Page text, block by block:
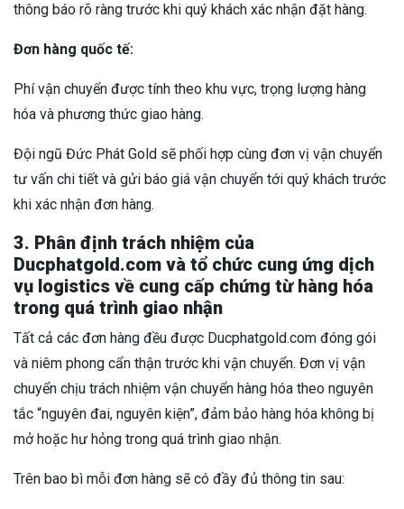
thông báo rõ ràng trước khi quý khách xác nhận đặt hàng.
Đơn hàng quốc tế:
Phí vận chuyển được tính theo khu vực, trọng lượng hàng
hóa và phương thức giao hàng.
Đội ngũ Đức Phát Gold sẽ phối hợp cùng đơn vị vận chuyển
tư vấn chi tiết và gửi báo giá vận chuyển tới quý khách trước
khi xác nhận đơn hàng.
3. Phân định trách nhiệm của
Ducphatgold.com và tổ chức cung ứng dịch
vụ logistics về cung cấp chứng từ hàng hóa
trong quá trình giao nhận
Tất cả các đơn hàng đều được Ducphatgold.com đóng gói
và niêm phong cẩn thận trước khi vận chuyển. Đơn vị vận
chuyển chịu trách nhiệm vận chuyển hàng hóa theo nguyên
tắc “nguyên đai, nguyên kiện”, đảm bảo hàng hóa không bị
mở hoặc hư hỏng trong quá trình giao nhận.
Trên bao bì mỗi đơn hàng sẽ có đầy đủ thông tin sau: